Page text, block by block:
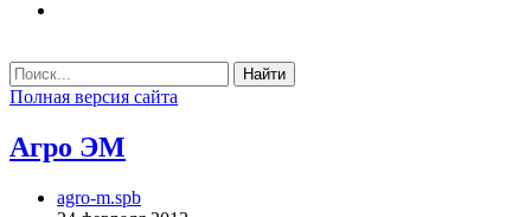
Найти
Полная версия сайта
Агро ЭМ
agro-m.spb